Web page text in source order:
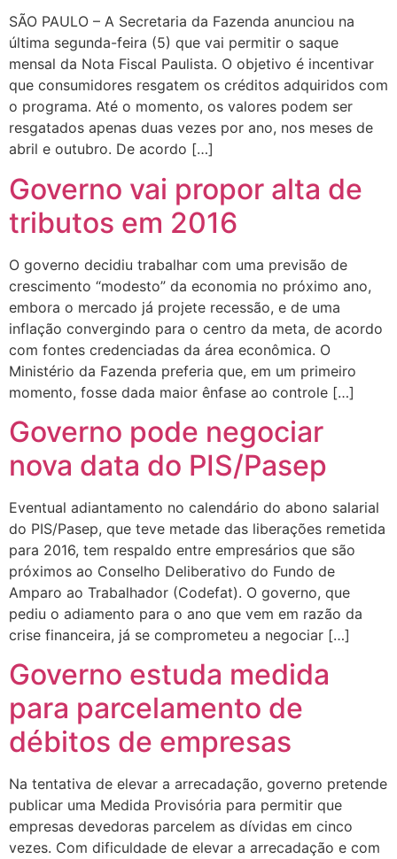
SÃO PAULO – A Secretaria da Fazenda anunciou na
última segunda-feira (5) que vai permitir o saque
mensal da Nota Fiscal Paulista. O objetivo é incentivar
que consumidores resgatem os créditos adquiridos com
o programa. Até o momento, os valores podem ser
resgatados apenas duas vezes por ano, nos meses de
abril e outubro. De acordo […]
Governo vai propor alta de
tributos em 2016
O governo decidiu trabalhar com uma previsão de
crescimento “modesto” da economia no próximo ano,
embora o mercado já projete recessão, e de uma
inflação convergindo para o centro da meta, de acordo
com fontes credenciadas da área econômica. O
Ministério da Fazenda preferia que, em um primeiro
momento, fosse dada maior ênfase ao controle […]
Governo pode negociar
nova data do PIS/Pasep
Eventual adiantamento no calendário do abono salarial
do PIS/Pasep, que teve metade das liberações remetida
para 2016, tem respaldo entre empresários que são
próximos ao Conselho Deliberativo do Fundo de
Amparo ao Trabalhador (Codefat). O governo, que
pediu o adiamento para o ano que vem em razão da
crise financeira, já se comprometeu a negociar […]
Governo estuda medida
para parcelamento de
débitos de empresas
Na tentativa de elevar a arrecadação, governo pretende
publicar uma Medida Provisória para permitir que
empresas devedoras parcelem as dívidas em cinco
vezes. Com dificuldade de elevar a arrecadação e com